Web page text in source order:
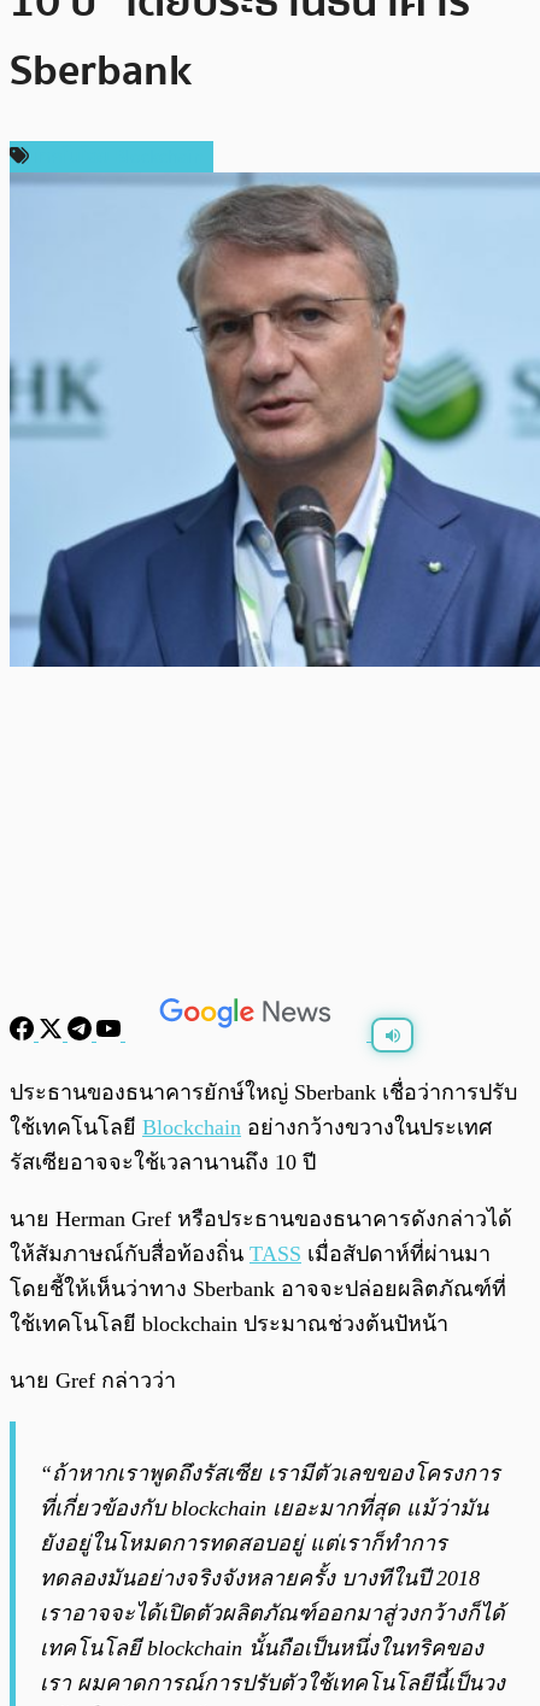
Sberbank
0:00
ประธานของธนาคารยักษ์ใหญ่ Sberbank เชื่อว่าการปรับ
ใช้เทคโนโลยี Blockchain อย่างกว้างขวางในประเทศ
รัสเซียอาจจะใช้เวลานานถึง 10 ปี
นาย Herman Gref หรือประธานของธนาคารดังกล่าวได้
ให้สัมภาษณ์กับสื่อท้องถิ่น TASS เมื่อสัปดาห์ที่ผ่านมา
โดยชี้ให้เห็นว่าทาง Sberbank อาจจะปล่อยผลิตภัณฑ์ที่
ใช้เทคโนโลยี blockchain ประมาณช่วงต้นปัหน้า
นาย Gref กล่าวว่า
“ถ้าหากเราพูดถึงรัสเซีย เรามีตัวเลขของโครงการ
ที่เกี่ยวข้องกับ blockchain เยอะมากที่สุด แม้ว่ามัน
ยังอยู่ในโหมดการทดสอบอยู่ แต่เราก็ทำการ
ทดลองมันอย่างจริงจังหลายครั้ง บางทีในปี 2018
เราอาจจะได้เปิดตัวผลิตภัณฑ์ออกมาสู่วงกว้างก็ได้
เทคโนโลยี blockchain นั้นถือเป็นหนึ่งในทริคของ
เรา ผมคาดการณ์การปรับตัวใช้เทคโนโลยีนี้เป็นวง